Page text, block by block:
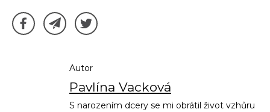
Autor
Pavlína Vacková
S narozením dcery se mi obrátil život vzhůru